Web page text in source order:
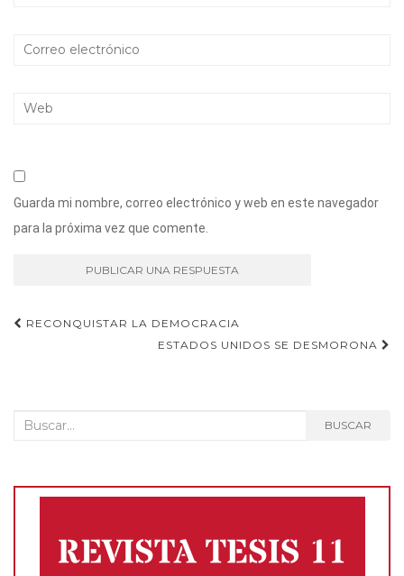
Guarda mi nombre, correo electrónico y web en este navegador
para la próxima vez que comente.
Navegación
RECONQUISTAR LA DEMOCRACIA
ESTADOS UNIDOS SE DESMORONA
Buscar: BUSCAR